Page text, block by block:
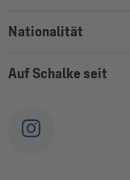
Nationalität
Auf Schalke seit